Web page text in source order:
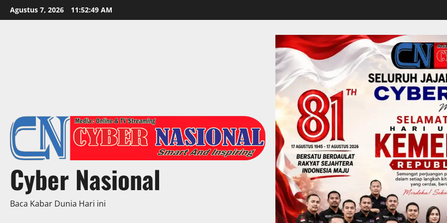
Skip
to
Agustus 7, 2026 11:52:51 AM
Cyber Nasional
Baca Kabar Dunia Hari ini